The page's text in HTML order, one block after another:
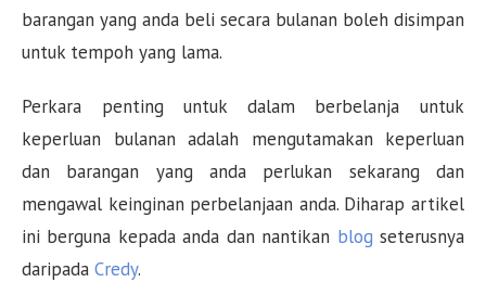
barangan yang anda beli secara bulanan boleh disimpan
untuk tempoh yang lama.
Perkara penting untuk dalam berbelanja untuk
keperluan bulanan adalah mengutamakan keperluan
dan barangan yang anda perlukan sekarang dan
mengawal keinginan perbelanjaan anda. Diharap artikel
ini berguna kepada anda dan nantikan blog seterusnya
daripada Credy.